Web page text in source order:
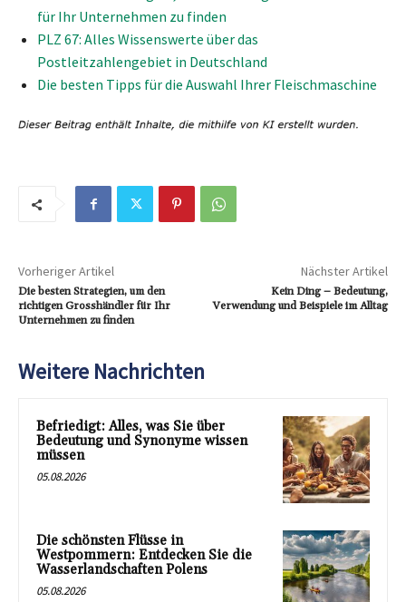
für Ihr Unternehmen zu finden
PLZ 67: Alles Wissenswerte über das
Postleitzahlengebiet in Deutschland
Die besten Tipps für die Auswahl Ihrer Fleischmaschine
Vorheriger Artikel
Die besten Strategien, um den
richtigen Grosshändler für Ihr
Unternehmen zu finden
Nächster Artikel
Kein Ding – Bedeutung,
Verwendung und Beispiele im Alltag
Weitere Nachrichten
Befriedigt: Alles, was Sie über
Bedeutung und Synonyme wissen
müssen
05.08.2026
Die schönsten Flüsse in
Westpommern: Entdecken Sie die
Wasserlandschaften Polens
05.08.2026